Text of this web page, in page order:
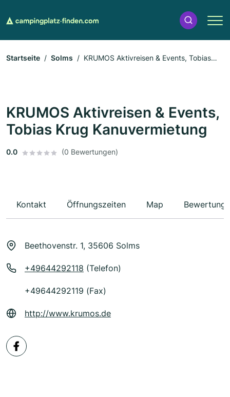
Startseite Solms
KRUMOS Aktivreisen & Events, Tobias
KRUMOS Aktivreisen & Events,
Tobias Krug Kanuvermietung
0.0 (0 Bewertungen)
Kontakt Öffnungszeiten Map
Beethovenstr. 1, 35606 Solms
+49644292118 (Telefon)
+49644292119 (Fax)
http://www.krumos.de